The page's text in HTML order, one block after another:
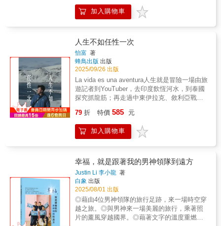
從購車開始摸索，在哥倫比亞買一下台摩托車
方才踏上旅途。途中遭遇惡劣天候、危險道
路、車輛故障、摔車、差點露宿街頭等危機，
還差點命喪亞馬遜雨林，具有強烈的真實感和
戲劇張力。▍衝擊的異文化交流：透過騎旅和
沙發衝浪，與當地人深度交流，尤其對台灣人
如何看待南美人，以及南美人如何看待台灣
人，有許多反思與體悟。▍瑰麗的景致與人
文：從哥倫比亞一路向南，經厄瓜多、秘魯、
玻利維亞、智利、阿根廷，帶領讀者飽覽亞馬
遜雨林、馬丘比丘、納斯卡線、烏尤尼鹽湖、
巴塔哥尼亞冰原、菲茨羅伊峰等名山勝水，不
只是打卡，而是用身體與心靈感受旅途的點點
滴滴。▍終極的挑戰與自省：禹森不忘時刻觀
察自我，將孤獨、焦慮、倦怠、懷疑等心理變
化都一一書寫下來，旅行不只是旅行，終點也
戰。▍幽默的文字與故事：字裡行間帶有台灣
人熟悉的語感和幽默，對於遭遇的危機和蠢事
常以自嘲來化解緊繃，讀來笑中帶淚、鮮活有
趣。
單」，路才能走得遠。無論你是正掙扎於要跳
脫常軌、已經踏上嚮往的路，或選擇了放棄，
都願你能從本書分享中，看見不一樣的人生風
撐的夢想，對作者而言只能稱為幻想。有抱負
敢做夢固然很好，但量力而為、追逐現實來作
為夢想的基礎，也同樣重要。就像作者在扎根
路上所做的努力：關於心態建立→世上永遠有
灰色地帶，「尊重」才是旅遊作家的視角關鍵
字。關於築夢踏實→再完美的「工作」，都是
交織著快樂與辛苦，不管有多接近興趣。關於
羅列google上的必買必逛。關於技能培育→平
時就要培養自己的軟硬實力，以備大展身手的
那天到來。關於時間變現→自律才能自由，專
行各業都一樣。或許可以進一步思考，為了更
靠近理想，我們願意付出多少？【推薦短語】
「我們永遠無法轉生變成史萊姆，但可以轉生
成自己嚮往的樣子。小心這本書，翻閱後可能
有轉生的風險。」—藍白拖「她用腳步丈量世
界，也用文字尋回自己。《慢旅世界，再帶個
故事回來》不只聊旅行指南，而是一封寫給自
由靈魂的情書。」—波卡Poca【金句分享】☆
這不只是一本旅行書，更是一份給旅人心靈的
邀請。 「旅行只是看風景嗎？」「如果看得夠
大洲，踏上五十多個國家與地區，邱一新在歷
經三十年的閱讀與行走後，以一名旅人的身分
回望足跡，用一雙經歷世事的眼，寫下一本關
於觀看與覺醒、移動與重塑自我的散文集——
《旅人之眼》。這不是一本以景點為中心的旅
行書，而是一本從風景中提煉出生命意義的
「觀看之書」。他曾帶著《倚天屠龍記》走進
伊朗拜火教聖地，也曾在撒哈拉沙漠尋找三毛
的足跡；曾在馬雅各來台的路上感悟信仰的力
銘的孤絕。他用旅行記錄下真實世界，也用文
字穿透表象，凝視每一段文明背後的故事、每
一段旅程背後的自己。呈現的每個字句，不僅
的撞擊與反思。書中穿插聖經典故、希臘神話
與世界文學元素，讓旅途中的所見所聞，不只
是事件，更昇華為哲思。旅行之於他而言，不
是逃避，而是一種「觀看」的修煉。借用希臘
哲人之語，將人類觀看的方式分為「Blepo（用
眼看）」、「Theoreo（用思考看）」與
「Eido（用心看）」。寫下旅程，也寫下他如
加入購物車
人生不如任性一次
怡富 著
蜂鳥出版 出版
2025/09/26 出版
La vida es una aventura人生就是冒險一場由旅
遊記者到YouTuber，去印度飲恆河水，到泰國
探究抓龍筋；再走過中東伊拉克、敘利亞戰亂
的國度，神奇的經歷，如果青春有限，不如先
任性一次？不怕撞板，只怕錯過；無懼辛苦，
但求盡做。在走勻全世界197個國家之前，我的
幾年的旅程記錄下來。．書中的旅程多是冷門
國家，能讓未有機會到訪的讀者一開眼界。
79 折 特價 585 元
加入購物車
幸福，就是跟著我的男神領隊到遠方
Justin Li 李小龍 著
白象 出版
2025/08/01 出版
◎藉由4位男神領隊的旅行足跡，來一場時空穿
越之旅。◎與男神來一場美麗的旅行，乘著照
片的薰風穿越國界。◎藉著文字的溫度重燃熱